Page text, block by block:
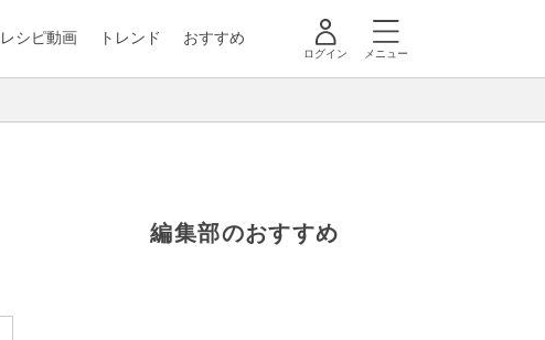
レシピ動画 トレンド おすすめ
ログイン メニュー
編集部のおすすめ